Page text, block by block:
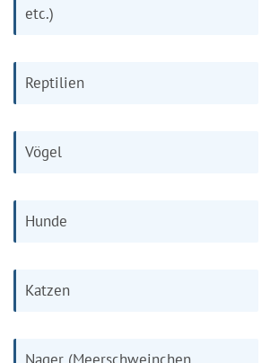
etc.)
Reptilien
Vögel
Hunde
Katzen